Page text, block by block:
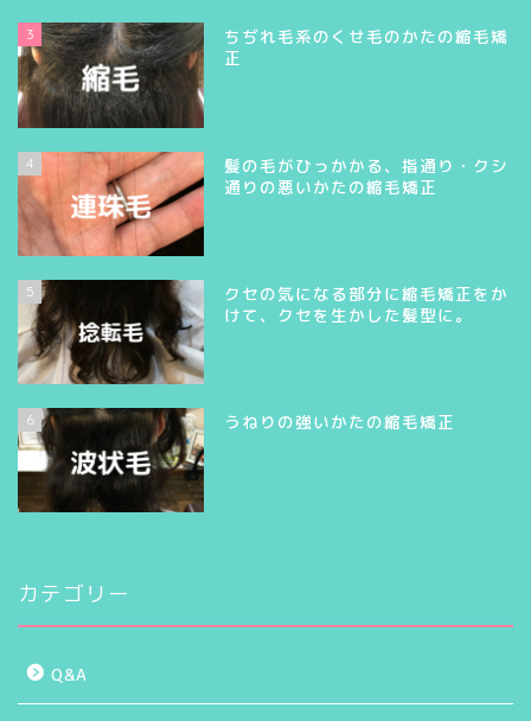
3
ちぢれ毛系のくせ毛のかたの縮毛矯
正
4
髪の毛がひっかかる、指通り・クシ
通りの悪いかたの縮毛矯正
5
クセの気になる部分に縮毛矯正をか
けて、クセを生かした髪型に。
6 うねりの強いかたの縮毛矯正
カテゴリー
Q&A